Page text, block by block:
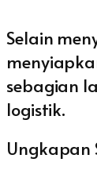
Selain
sebagian
logistik.
Ungkapan